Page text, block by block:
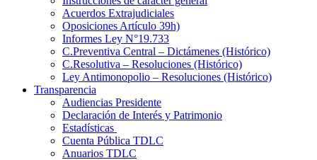
Acuerdos Extrajudiciales
Oposiciones Artículo 39h)
Informes Ley N°19.733
C.Preventiva Central – Dictámenes (Histórico)
C.Resolutiva – Resoluciones (Histórico)
Ley Antimonopolio – Resoluciones (Histórico)
Transparencia
Audiencias Presidente
Declaración de Interés y Patrimonio
Estadísticas
Cuenta Pública TDLC
Anuarios TDLC